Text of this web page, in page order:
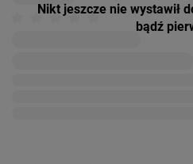
Nikt jeszcze nie wystawił
bądź